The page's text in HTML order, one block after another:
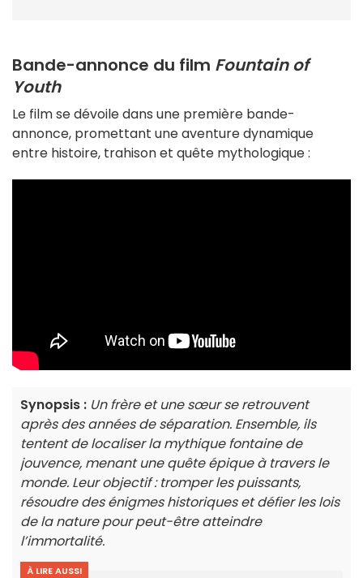
Bande-annonce du film Fountain of
Youth
Le film se dévoile dans une première bande-
annonce, promettant une aventure dynamique
entre histoire, trahison et quête mythologique :
Synopsis : Un frère et une sœur se retrouvent
après des années de séparation. Ensemble, ils
tentent de localiser la mythique fontaine de
jouvence, menant une quête épique à travers le
monde. Leur objectif : tromper les puissants,
résoudre des énigmes historiques et défier les lois
de la nature pour peut-être atteindre
l’immortalité.
À LIRE AUSSI